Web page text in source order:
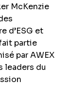
McKenzie
d’ESG et
partie
par AWEX
leaders du